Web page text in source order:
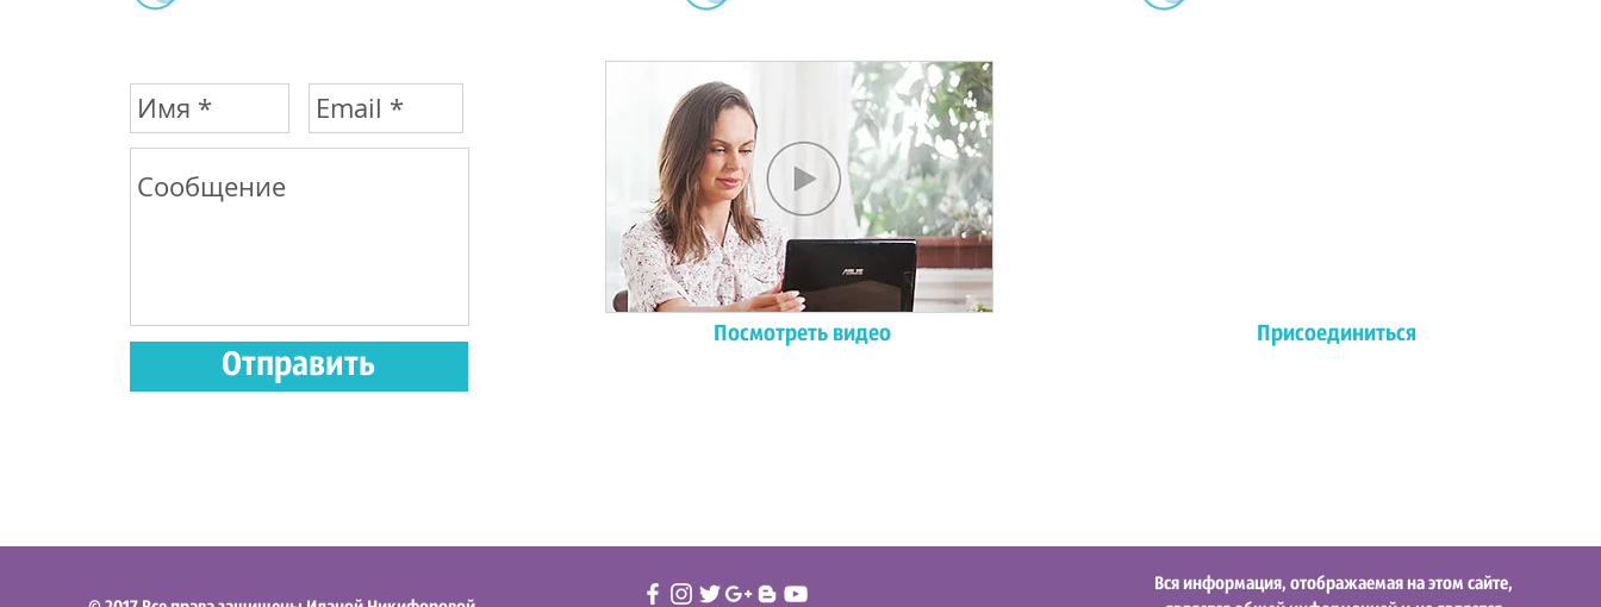
Отправить
Посмотреть видео Присоединиться
Вся информация, отображаемая на этом сайте,